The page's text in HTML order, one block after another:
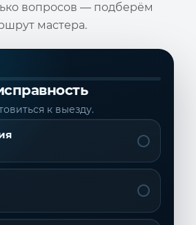
вопросов — подберём
мастера.
к выезду.